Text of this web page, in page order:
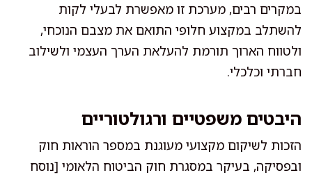
במקרים רבים, מערכת זו מאפשרת לבעלי לקות
להשתלב במקצוע חלופי התואם את מצבם הנוכחי,
ולטווח הארוך תורמת להעלאת הערך העצמי ולשילוב
חברתי וכלכלי.
היבטים משפטיים ורגולטוריים
הזכות לשיקום מקצועי מעוגנת במספר הוראות חוק
ובפסיקה, בעיקר במסגרת חוק הביטוח הלאומי [נוסח